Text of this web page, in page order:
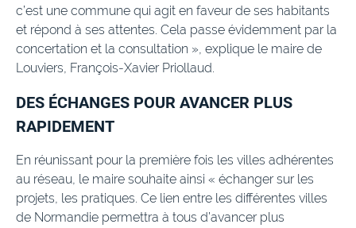
c’est une commune qui agit en faveur de ses habitants
et répond à ses attentes. Cela passe évidemment par la
concertation et la consultation », explique le maire de
Louviers, François-Xavier Priollaud.
DES ÉCHANGES POUR AVANCER PLUS
RAPIDEMENT
En réunissant pour la première fois les villes adhérentes
au réseau, le maire souhaite ainsi « échanger sur les
projets, les pratiques. Ce lien entre les différentes villes
de Normandie permettra à tous d’avancer plus